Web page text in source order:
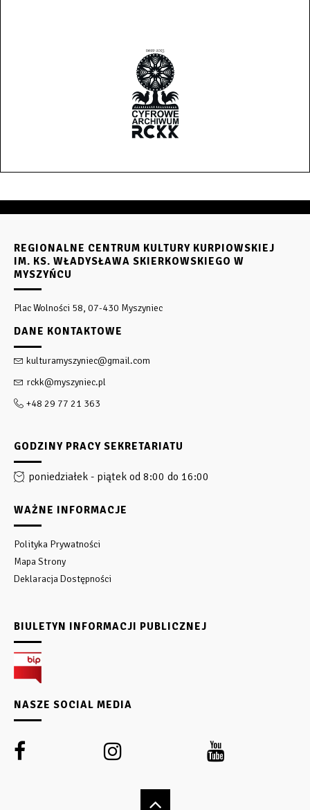
REGIONALNE CENTRUM KULTURY KURPIOWSKIEJ
IM. KS. WŁADYSŁAWA SKIERKOWSKIEGO W
MYSZYŃCU
Plac Wolności 58, 07-430 Myszyniec
DANE KONTAKTOWE
kulturamyszyniec@gmail.com
rckk@myszyniec.pl
+48 29 77 21 363
GODZINY PRACY SEKRETARIATU
poniedziałek - piątek od 8:00 do 16:00
WAŻNE INFORMACJE
Polityka Prywatności
Mapa Strony
Deklaracja Dostępności
BIULETYN INFORMACJI PUBLICZNEJ
NASZE SOCIAL MEDIA